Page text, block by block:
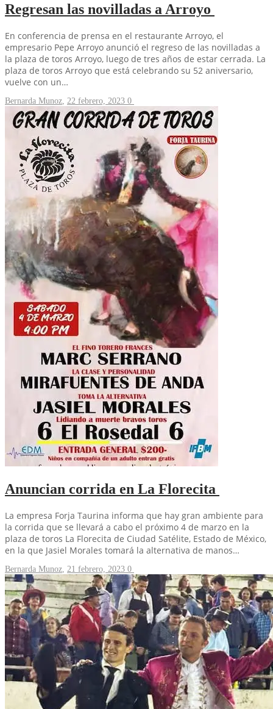
Regresan las novilladas a Arroyo
En conferencia de prensa en el restaurante Arroyo, el
empresario Pepe Arroyo anunció el regreso de las novilladas a
la plaza de toros Arroyo, luego de tres años de estar cerrada. La
plaza de toros Arroyo que está celebrando su 52 aniversario,
vuelve con un…
Bernarda Munoz 22 febrero, 2023 0
Anuncian corrida en La Florecita
La empresa Forja Taurina informa que hay gran ambiente para
la corrida que se llevará a cabo el próximo 4 de marzo en la
plaza de toros La Florecita de Ciudad Satélite, Estado de México,
en la que Jasiel Morales tomará la alternativa de manos…
Bernarda Munoz 21 febrero, 2023 0